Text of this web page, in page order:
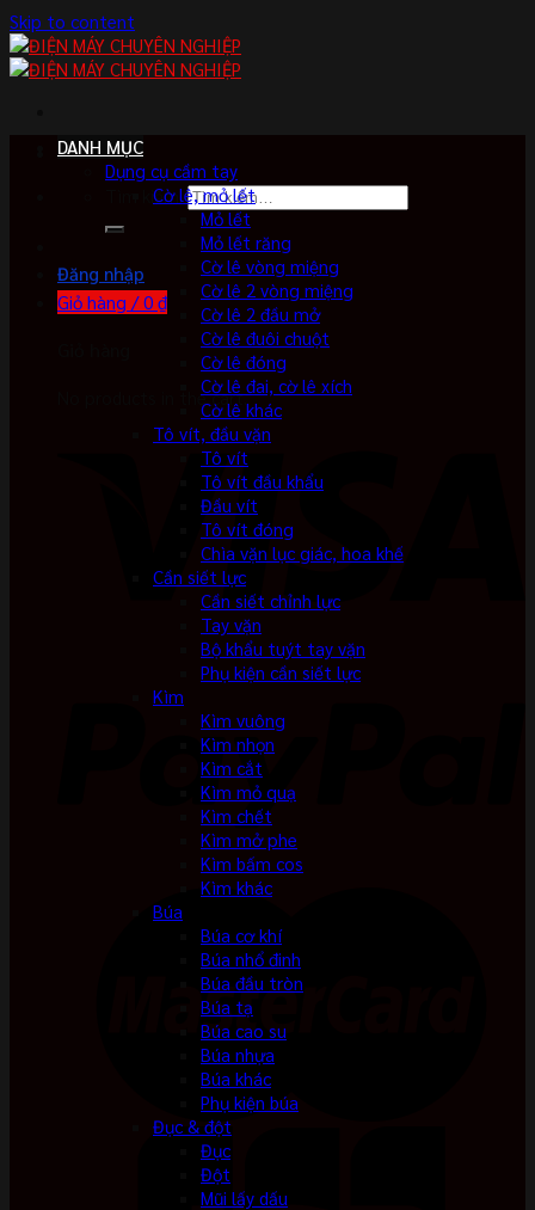
Skip to content
Tìm kiếm:
Đăng nhập
Giỏ hàng /0 ₫
No products in the cart.
DANH MỤC
Dụng cụ cầm tay
Cờ lê, mỏ lết
Mỏ lết
Mỏ lết răng
Cờ lê vòng miệng
Cờ lê 2 vòng miệng
Cờ lê 2 đầu mở
Cờ lê đuôi chuột
Cờ lê đóng
Cờ lê đai, cờ lê xích
Cờ lê khác
Tô vít, đầu vặn
Tô vít
Tô vít đầu khẩu
Đầu vít
Tô vít đóng
Chìa vặn lục giác, hoa khế
Cần siết lực
Cần siết chỉnh lực
Tay vặn
Bộ khẩu tuýt tay vặn
Phụ kiện cần siết lực
Kìm
Kìm vuông
Kìm nhọn
Kìm cắt
Kìm mỏ quạ
Kìm chết
Kìm mở phe
Kìm bấm cos
Kìm khác
Búa
Búa cơ khí
Búa nhổ đinh
Búa đầu tròn
Búa tạ
Búa cao su
Búa nhựa
Búa khác
Phụ kiện búa
Đục & đột
Đục
Đột
Mũi lấy dấu